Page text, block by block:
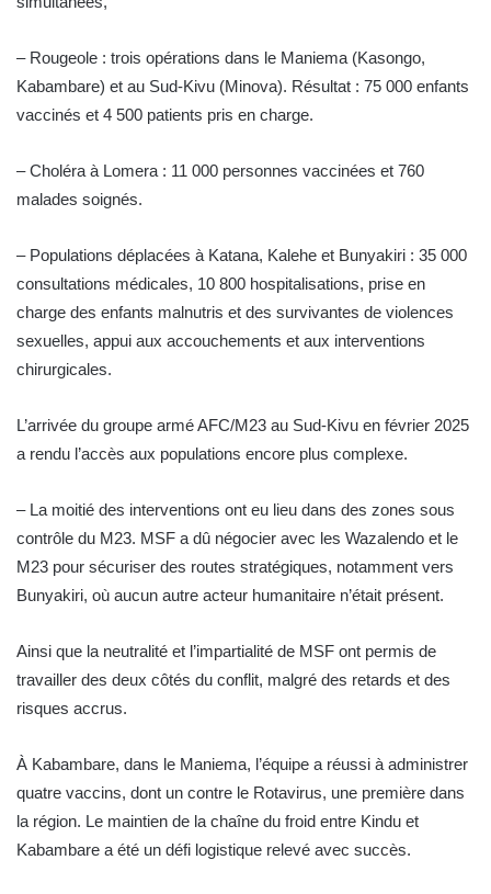
– Rougeole : trois opérations dans le Maniema (Kasongo,
Kabambare) et au Sud-Kivu (Minova). Résultat : 75 000 enfants
vaccinés et 4 500 patients pris en charge.
– Choléra à Lomera : 11 000 personnes vaccinées et 760
malades soignés.
– Populations déplacées à Katana, Kalehe et Bunyakiri : 35 000
consultations médicales, 10 800 hospitalisations, prise en
charge des enfants malnutris et des survivantes de violences
sexuelles, appui aux accouchements et aux interventions
chirurgicales.
L’arrivée du groupe armé AFC/M23 au Sud-Kivu en février 2025
a rendu l’accès aux populations encore plus complexe.
– La moitié des interventions ont eu lieu dans des zones sous
contrôle du M23. MSF a dû négocier avec les Wazalendo et le
M23 pour sécuriser des routes stratégiques, notamment vers
Bunyakiri, où aucun autre acteur humanitaire n’était présent.
Ainsi que la neutralité et l’impartialité de MSF ont permis de
travailler des deux côtés du conflit, malgré des retards et des
risques accrus.
À Kabambare, dans le Maniema, l’équipe a réussi à administrer
quatre vaccins, dont un contre le Rotavirus, une première dans
la région. Le maintien de la chaîne du froid entre Kindu et
Kabambare a été un défi logistique relevé avec succès.